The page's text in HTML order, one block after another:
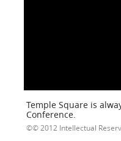
Temple Square is
Conference.
© 2012 Intellectual